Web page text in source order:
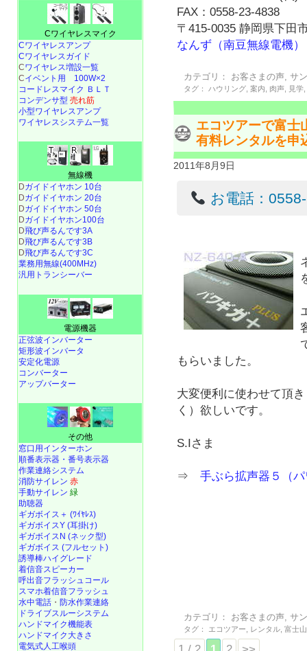
FAX：0558-23-4838
〒415-0035 静岡県下田
なんず（南豆無線電機）
カテゴリ： お客さまの声 ,サ
タグ： ハウリング ,案内 肉声 見学
エコツアーで富士
有料レンタルを申
2011年8月9日
お電話：
もらいました。
大変便利に使わせて頂
く）欲しいです。
S.Iさま
⇒手ぶら拡声器５（
カテゴリ： お客さまの声,サ
タグ： エコツアー, レンタル,富士山
Cワイヤレスマイク
Cワイヤレスアンプ
Cワイヤレスガイド
Cワイヤレス増設一覧
Cイベント用 100W×2
コードレスマイク ＢＬＴ
コンデンサ型 売れ筋
小型ワイヤレスアンプ
ワイヤレスシステム一覧
無線機
Dガイドイヤホン 10台
Dガイドイヤホン 20台
Dガイドイヤホン 50台
Dガイドイヤホン100台
D飛び声るんです3A
D飛び声るんです3B
D飛び声るんです3C
業務用無線(400MHz)
汎用トランシーバー
電源機器
正弦波インバーター
矩形波インバータ
安定化電源
コンバーター
アップバーター
その他
窓口用インターホン
順番表示器・番号表示器
作業連絡システム
消防サイレン 赤
手動サイレン 緑
助聴器
ギガボイス＋ (ﾜｲﾔﾚｽ)
ギガボイスY (耳掛け)
ギガボイスN (ネック型)
ギガボイス (フルセット)
誘導棒ハイグレード
着信音スピーカー
呼出音フラッシュコール
スマホ着信音フラッシュ
水中電話 ・ 防水作業連絡
ドライブスルーシステム
ハンドマイク機能表
ハンドマイク大きさ
電気式人工喉頭